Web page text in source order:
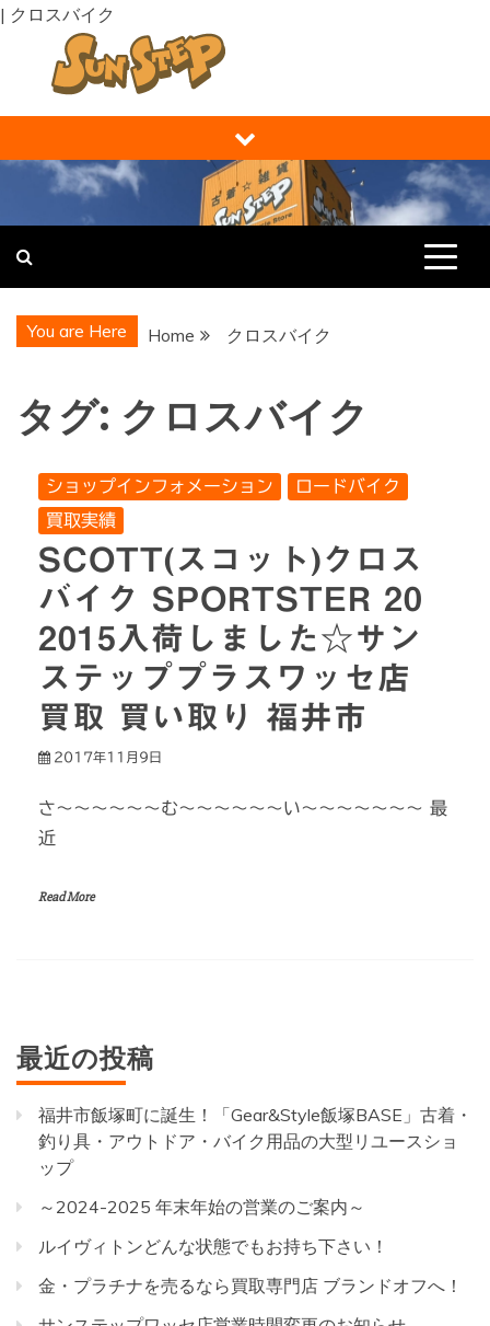
| クロスバイク
to
content
福井の買取り・販売 サンステップ [
RECYCLE STORE ]
福井の買取販売ならサンステップへ。メンズ・レディース衣
類・ブランド品・バッグ・時計・家具・家電・ホビー・雑
You are Here Home クロスバイク
タグ: クロスバイク
ショップインフォメーション
ロードバイク
買取実績
SCOTT(スコット)クロス
バイク SPORTSTER 20
2015入荷しました☆サン
ステッププラスワッセ店
買取 買い取り 福井市
2017年11月9日
さ～～～～～～む～～～～～～い～～～～～～～ 最
近
Read More
最近の投稿
福井市飯塚町に誕生！「Gear&Style飯塚BASE」古着・
釣り具・アウトドア・バイク用品の大型リユースショ
ップ
～2024-2025 年末年始の営業のご案内～
ルイヴィトンどんな状態でもお持ち下さい！
金・プラチナを売るなら買取専門店 ブランドオフへ！